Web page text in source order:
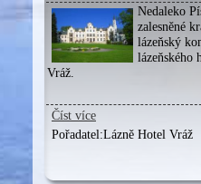
Nedaleko
zalesněné
lázeňský
lázeňského
Vráž.
Číst více
Pořadatel:Lázně Hotel Vráž